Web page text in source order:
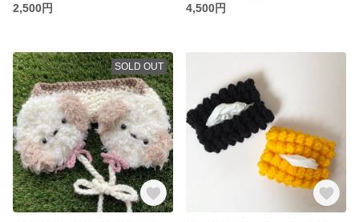
2,500円
4,500円
SOLD OUT